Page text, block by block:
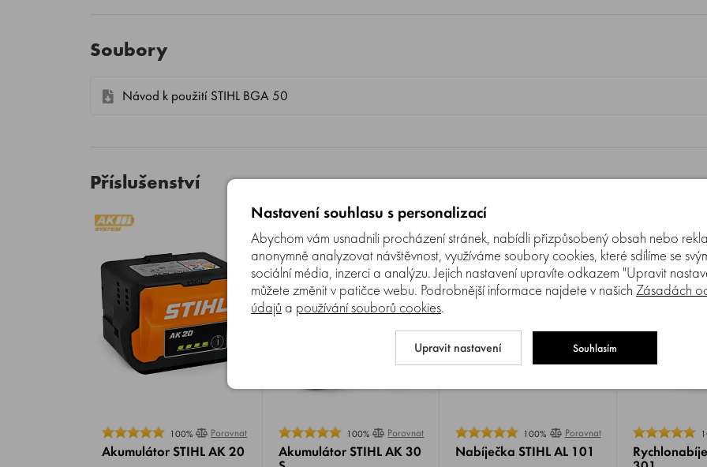
Soubory
Návod k použití STIHL BGA 50
Příslušenství
100% Porovnat
Akumulátor STIHL AK 20
100% Porovnat
Akumulátor STIHL AK 30
100% Porovnat
Nabíječka STIHL AL 101
Nastavení souhlasu s personalizací
Abychom vám usnadnili procházení stránek, nabídli přizpůsobený obsah nebo
anonymně analyzovat návštěvnost, využíváme soubory cookies, které sdílíme se
sociální média, inzerci a analýzu. Jejich nastavení upravíte odkazem "Upravit
můžete změnit v patičce webu. Podrobnější informace najdete v našich Zásadách
údajů a používání souborů cookies.
Upravit nastavení Souhlasím